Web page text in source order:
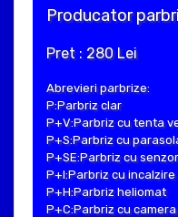
Producator
Pret : 280 Lei
Abrevieri parbrize:
P:Parbriz clar
P+V:Parbriz cu tenta
P+S:Parbriz cu
P+SE:Parbriz cu senzor
P+I:Parbriz cu incalzire
P+H:Parbriz heliomat
P+C:Parbriz cu camera